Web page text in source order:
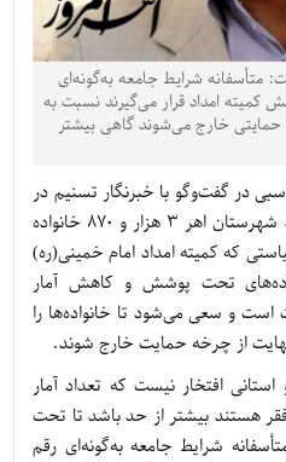
متأسفانه شرایط جامعه به‌گونه‌ای
امداد قرار می‌گیرند نسبت به
حمایتی خارج می‌شوند گاهی بیشتر
در گفت‌وگو با خبرنگار تسنیم در
اهر با اشاره به اینکه کمیته امداد شهرستان اهر 3 هزار و 870 خانواده
که کمیته امداد امام خمینی(ره)
تحت پوشش و کاهش آمار
است و سعی می‌شود تا خانواده‌ها را
از چرخه حمایت خارج شوند.
افتخار نیست که تعداد آمار
هستند بیشتر از حد باشد تا تحت
شرایط جامعه به‌گونه‌ای رقم